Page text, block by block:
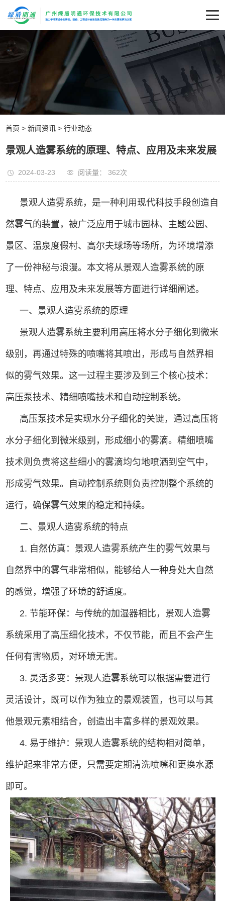
首页 >新闻资讯 >行业动态
景观人造雾系统的原理、特点、应用及未来发展
2024-03-23 阅读量： 362次
景观人造雾系统，是一种利用现代科技手段创造自
然雾气的装置，被广泛应用于城市园林、主题公园、
景区、温泉度假村、高尔夫球场等场所，为环境增添
了一份神秘与浪漫。本文将从景观人造雾系统的原
理、特点、应用及未来发展等方面进行详细阐述。
一、景观人造雾系统的原理
景观人造雾系统主要利用高压将水分子细化到微米
级别，再通过特殊的喷嘴将其喷出，形成与自然界相
似的雾气效果。这一过程主要涉及到三个核心技术：
高压泵技术、精细喷嘴技术和自动控制系统。
高压泵技术是实现水分子细化的关键，通过高压将
水分子细化到微米级别，形成细小的雾滴。精细喷嘴
技术则负责将这些细小的雾滴均匀地喷洒到空气中，
形成雾气效果。自动控制系统则负责控制整个系统的
运行，确保雾气效果的稳定和持续。
二、景观人造雾系统的特点
1. 自然仿真：景观人造雾系统产生的雾气效果与
自然界中的雾气非常相似，能够给人一种身处大自然
的感觉，增强了环境的舒适度。
2. 节能环保：与传统的加湿器相比，景观人造雾
系统采用了高压细化技术，不仅节能，而且不会产生
任何有害物质，对环境无害。
3. 灵活多变：景观人造雾系统可以根据需要进行
灵活设计，既可以作为独立的景观装置，也可以与其
他景观元素相结合，创造出丰富多样的景观效果。
4. 易于维护：景观人造雾系统的结构相对简单，
维护起来非常方便，只需要定期清洗喷嘴和更换水源
即可。